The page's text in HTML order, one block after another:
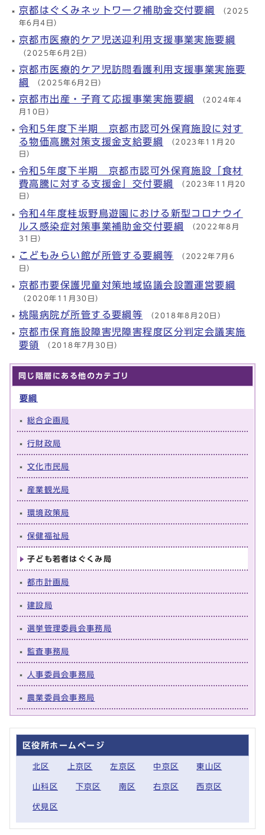
京都はぐくみネットワーク補助金交付要綱 （2025
年6月4日）
京都市医療的ケア児送迎利用支援事業実施要綱
（2025年6月2日）
京都市医療的ケア児訪問看護利用支援事業実施要
綱 （2025年6月2日）
京都市出産・子育て応援事業実施要綱 （2024年4
月10日）
令和5年度下半期 京都市認可外保育施設に対す
る物価高騰対策支援金支給要綱 （2023年11月20
日）
令和5年度下半期 京都市認可外保育施設「食材
費高騰に対する支援金」交付要綱 （2023年11月20
日）
令和4年度桂坂野鳥遊園における新型コロナウイ
ルス感染症対策事業補助金交付要綱 （2022年8月
31日）
こどもみらい館が所管する要綱等 （2022年7月6
日）
京都市要保護児童対策地域協議会設置運営要綱
（2020年11月30日）
桃陽病院が所管する要綱等 （2018年8月20日）
京都市保育施設障害児障害程度区分判定会議実施
要領 （2018年7月30日）
同じ階層にある他のカテゴリ
要綱
総合企画局
行財政局
文化市民局
産業観光局
環境政策局
保健福祉局
子ども若者はぐくみ局
都市計画局
建設局
選挙管理委員会事務局
監査事務局
人事委員会事務局
農業委員会事務局
区役所ホームページ
北区 上京区 左京区 中京区 東山区
山科区 下京区 南区 右京区 西京区
伏見区